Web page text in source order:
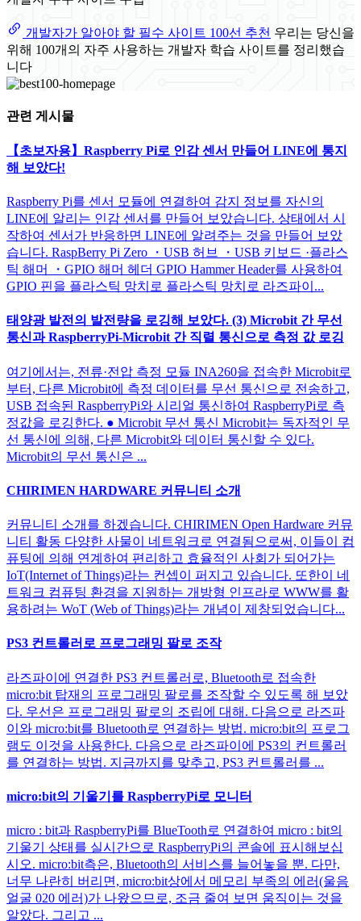
개발자가 알아야 할 필수 사이트 100선 추천 우리는 당신을
위해 100개의 자주 사용하는 개발자 학습 사이트를 정리했습
니다
관련 게시물
【초보자용】Raspberry Pi로 인감 센서 만들어 LINE에 통지
해 보았다!
Raspberry Pi를 센서 모듈에 연결하여 감지 정보를 자신의
LINE에 알리는 인감 센서를 만들어 보았습니다. 상태에서 시
작하여 센서가 반응하면 LINE에 알려주는 것을 만들어 보았
습니다. RaspBerry Pi Zero ・USB 허브 ・USB 키보드 ·플라스
틱 해머 ・GPIO 해머 헤더 GPIO Hammer Header를 사용하여
GPIO 핀을 플라스틱 망치로 플라스틱 망치로 라즈파이...
태양광 발전의 발전량을 로깅해 보았다. (3) Microbit 간 무선
통신과 RaspberryPi-Microbit 간 직렬 통신으로 측정 값 로깅
여기에서는, 전류·전압 측정 모듈 INA260을 접속한 Microbit로
부터, 다른 Microbit에 측정 데이터를 무선 통신으로 전송하고,
USB 접속된 RaspberryPi와 시리얼 통신하여 RaspberryPi로 측
정값을 로깅한다. ● Microbit 무선 통신 Microbit는 독자적인 무
선 통신에 의해, 다른 Microbit와 데이터 통신할 수 있다.
Microbit의 무선 통신은 ...
CHIRIMEN HARDWARE 커뮤니티 소개
커뮤니티 소개를 하겠습니다. CHIRIMEN Open Hardware 커뮤
니티 활동 다양한 사물이 네트워크로 연결됨으로써, 이들이 컴
퓨팅에 의해 연계하여 편리하고 효율적인 사회가 되어가는
IoT(Internet of Things)라는 컨셉이 퍼지고 있습니다. 또한이 네
트워크 컴퓨팅 환경을 지원하는 개방형 인프라로 WWW를 활
용하려는 WoT (Web of Things)라는 개념이 제창되었습니다...
PS3 컨트롤러로 프로그래밍 팔로 조작
라즈파이에 연결한 PS3 컨트롤러로, Bluetooth로 접속한
micro:bit 탑재의 프로그래밍 팔로를 조작할 수 있도록 해 보았
다. 우선은 프로그래밍 팔로의 조립에 대해. 다음으로 라즈파
이와 micro:bit를 Bluetooth로 연결하는 방법. micro:bit의 프로그
램도 이것을 사용한다. 다음으로 라즈파이에 PS3의 컨트롤러
를 연결하는 방법. 지금까지를 맞추고, PS3 컨트롤러를 ...
micro:bit의 기울기를 RaspberryPi로 모니터
micro : bit과 RaspberryPi를 BlueTooth로 연결하여 micro : bit의
기울기 상태를 실시간으로 RaspberryPi의 콘솔에 표시해보십
시오. micro:bit측은, Bluetooth의 서비스를 늘어놓을 뿐. 다만,
너무 나란히 버리면, micro:bit상에서 메모리 부족의 에러(울음
얼굴 020 에러)가 나왔으므로, 조금 줄여 보면 움직이는 것을
알았다. 그리고 ...